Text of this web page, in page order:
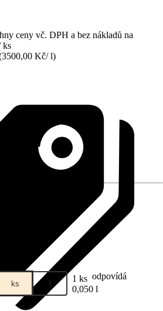
ceny vč. DPH a bez nákladů na
ks
3500,00 Kč/ l)
ks l 1 ks odpovídá
0,050 l